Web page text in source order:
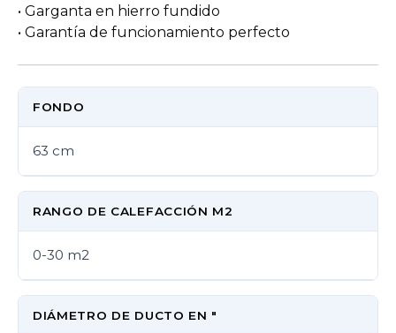
• Garganta en hierro fundido
• Garantía de funcionamiento perfecto
FONDO
63 cm
RANGO DE CALEFACCIÓN M2
0-30 m2
DIÁMETRO DE DUCTO EN "